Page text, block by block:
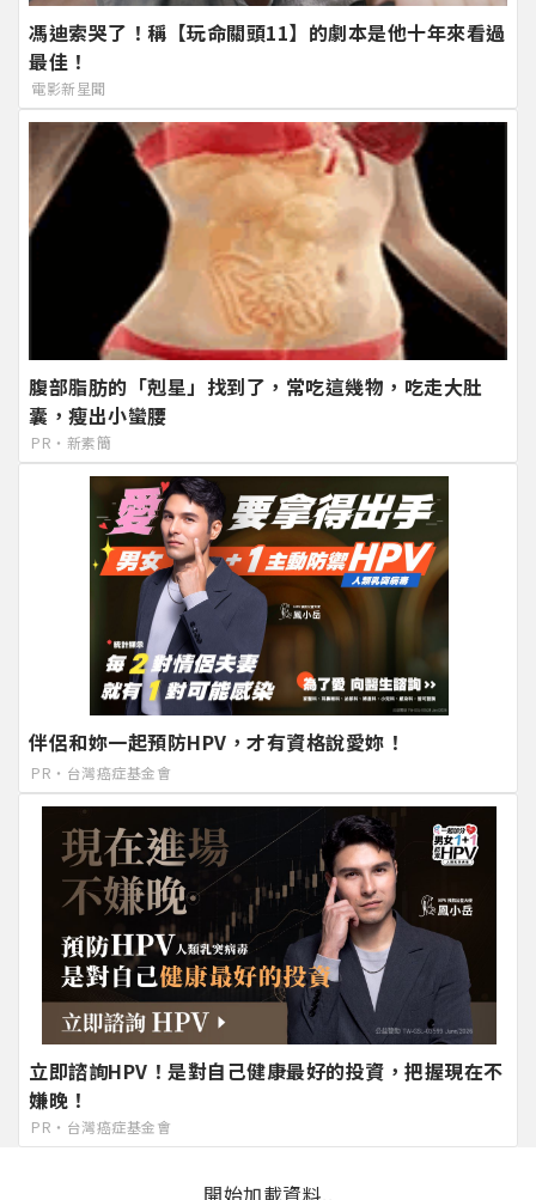
馮迪索哭了！稱【玩命關頭11】的劇本是他十年來看過
最佳！
電影新星聞
腹部脂肪的「剋星」找到了，常吃這幾物，吃走大肚
囊，瘦出小蠻腰
PR・新素簡
伴侶和妳一起預防HPV，才有資格說愛妳！
PR・台灣癌症基金會
立即諮詢HPV！是對自己健康最好的投資，把握現在不
嫌晚！
PR・台灣癌症基金會
開始加載資料..